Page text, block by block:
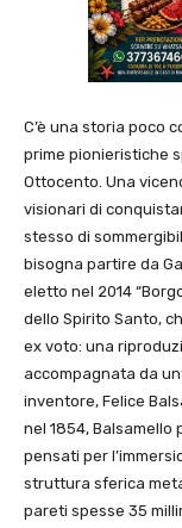
C’è una storia poco
prime pionieristiche
Ottocento. Una
visionari di
stesso di
bisogna partire da
eletto nel 2014
dello Spirito Santo,
ex voto: una
accompagnata da
inventore, Felice
nel 1854, Balsamello
pensati per
struttura sferica
pareti spesse 35